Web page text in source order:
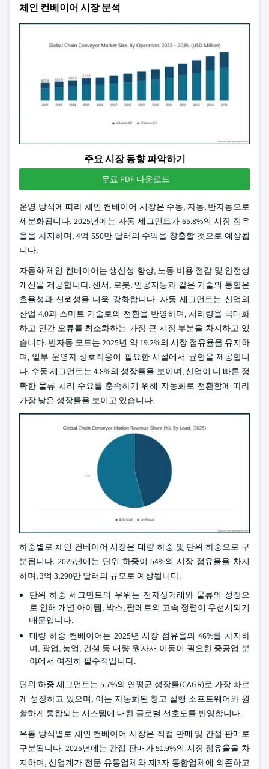
체인 컨베이어 시장 분석
주요 시장 동향 파악하기
무료 PDF 다운로드
운영 방식에 따라 체인 컨베이어 시장은 수동, 자동, 반자동으로
세분화됩니다. 2025년에는 자동 세그먼트가 65.8%의 시장 점유
율을 차지하며, 4억 550만 달러의 수익을 창출할 것으로 예상됩
니다.
자동화 체인 컨베이어는 생산성 향상, 노동 비용 절감 및 안전성
개선을 제공합니다. 센서, 로봇, 인공지능과 같은 기술의 통합은
효율성과 신뢰성을 더욱 강화합니다. 자동 세그먼트는 산업의
산업 4.0과 스마트 기술로의 전환을 반영하며, 처리량을 극대화
하고 인간 오류를 최소화하는 가장 큰 시장 부분을 차지하고 있
습니다. 반자동 모드는 2025년 약 19.2%의 시장 점유율을 유지하
며, 일부 운영자 상호작용이 필요한 시설에서 균형을 제공합니
다. 수동 세그먼트는 4.8%의 성장률을 보이며, 산업이 더 빠른 정
확한 물류 처리 수요를 충족하기 위해 자동화로 전환함에 따라
가장 낮은 성장률을 보이고 있습니다.
하중별로 체인 컨베이어 시장은 대량 하중 및 단위 하중으로 구
분됩니다. 2025년에는 단위 하중이 54%의 시장 점유율을 차지
하며, 3억 3,290만 달러의 규모로 예상됩니다.
단위 하중 세그먼트의 우위는 전자상거래와 물류의 성장으
로 인해 개별 아이템, 박스, 팔레트의 고속 정렬이 우선시되기
때문입니다.
대량 하중 컨베이어는 2025년 시장 점유율의 46%를 차지하
며, 광업, 농업, 건설 등 대량 원자재 이동이 필요한 중공업 분
야에서 여전히 필수적입니다.
단위 하중 세그먼트는 5.7%의 연평균 성장률(CAGR)로 가장 빠르
게 성장하고 있으며, 이는 자동화된 창고 실행 소프트웨어와 원
활하게 통합되는 시스템에 대한 글로벌 선호도를 반영합니다.
유통 방식별로 체인 컨베이어 시장은 직접 판매 및 간접 판매로
구분됩니다. 2025년에는 간접 판매가 51.9%의 시장 점유율을 차
지하며, 산업계가 전문 유통업체와 제3자 통합업체에 의존하고